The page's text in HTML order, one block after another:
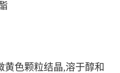
黄色颗粒结晶,溶于醇和